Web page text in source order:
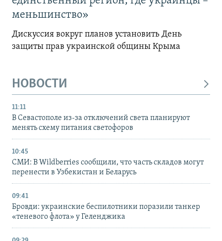
меньшинство»
Дискуссия вокруг планов установить День
защиты прав украинской общины Крыма
НОВОСТИ
11:11
В Севастополе из-за отключений света планируют
менять схему питания светофоров
10:45
СМИ: В Wildberries сообщили, что часть складов могут
перенести в Узбекистан и Беларусь
09:41
Бровди: украинские беспилотники поразили танкер
«теневого флота» у Геленджика